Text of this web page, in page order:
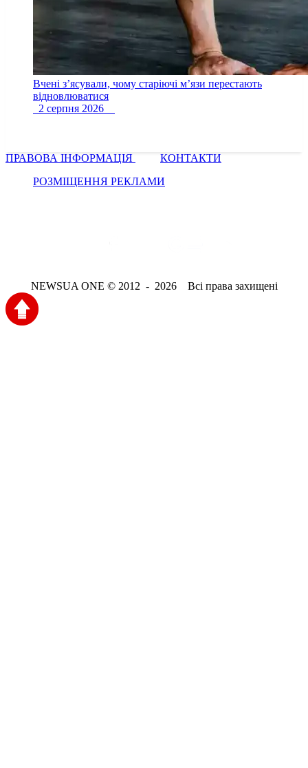
Вчені з’ясували, чому старіючі м’язи перестають
відновлюватися
2 серпня 2026
ПРАВОВА ІНФОРМАЦІЯ
КОНТАКТИ
РОЗМІЩЕННЯ РЕКЛАМИ
NEWSUA ONE © 2012 - 2026 Всі права захищені